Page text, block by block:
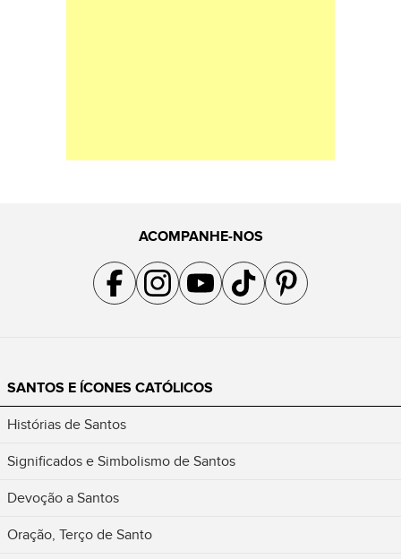
ACOMPANHE-NOS
Acompanhe a gente no Facebook
Acompanhe a gente no Instagram
Acompanhe a gente no YouTube
Acompanhe a gente no TikTok
Acompanhe a gente no
SANTOS E ÍCONES CATÓLICOS
Histórias de Santos
Significados e Simbolismo de Santos
Devoção a Santos
Oração, Terço de Santo